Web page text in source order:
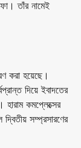
তাঁর নামেই
করা হয়েছে।
দিয়ে ইবাদতের
কমপ্লেক্সের
সম্প্রসারণের